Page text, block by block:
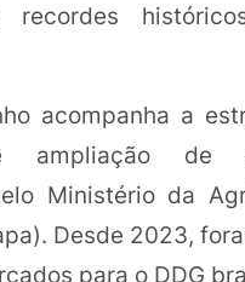
recordes
acompanha a
ampliação de
Ministério da
Desde 2023,
para o DDG